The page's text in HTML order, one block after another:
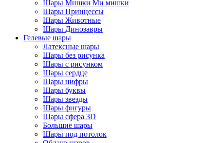
Шары Мишки Ми мишки
Шары Принцессы
Шары Животные
Шары Динозавры
Гелевые шары
Латексные шары
Шары без рисунка
Шары с рисунком
Шары сердце
Шары цифры
Шары буквы
Шары звезды
Шары фигуры
Шары сфера 3D
Большие шары
Шары под потолок